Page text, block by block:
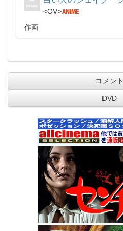
OV
作画
コメント
DVD